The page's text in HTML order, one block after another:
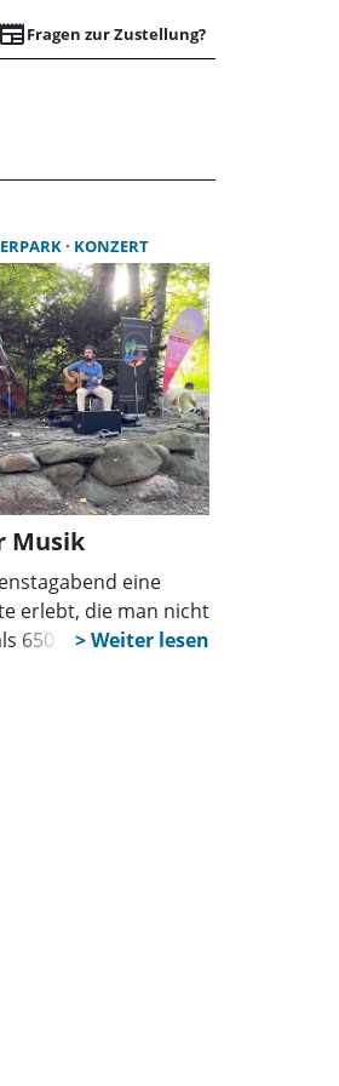
newspaperFragen zur Zustellung?
|
KONZERT
Musik
eine
erlebt, die man nicht
650 Besucher